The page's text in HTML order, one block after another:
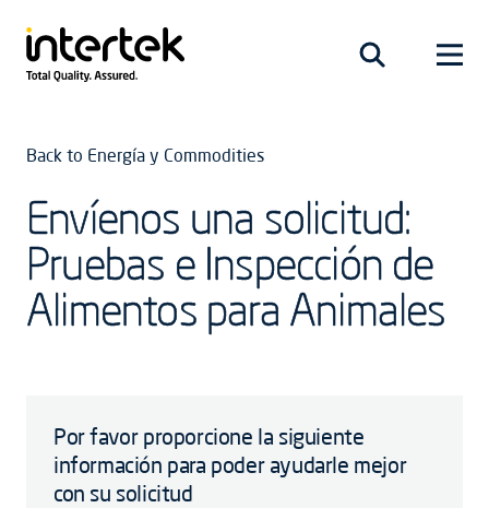
Back to Energía y Commodities
Envíenos una solicitud:
Pruebas e Inspección de
Alimentos para Animales
Por favor proporcione la siguiente
información para poder ayudarle mejor
con su solicitud